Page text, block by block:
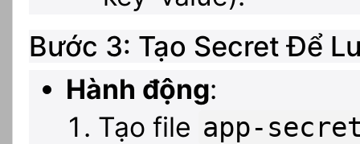
Bước 3: Tạo Secret Để
Hành động:
Tạo file app-